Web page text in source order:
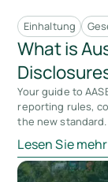
Einhaltung
What is
Your guide to
reporting rules,
the new standard.
Lesen Sie mehr